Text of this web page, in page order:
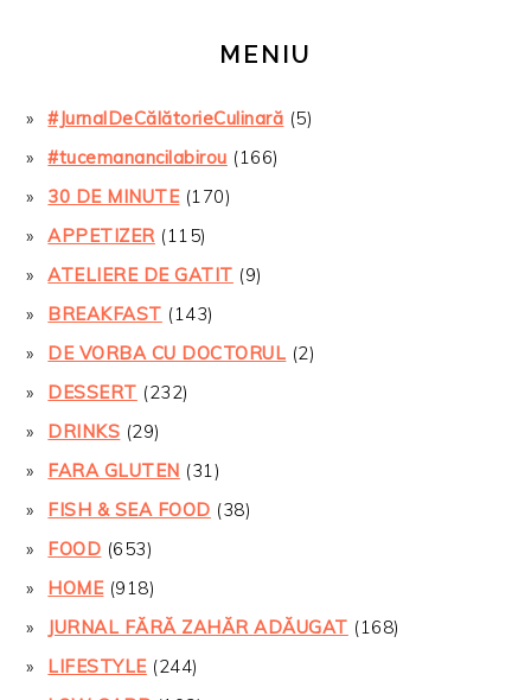
MENIU
#JurnalDeCălătorieCulinară (5)
#tucemanancilabirou (166)
30 DE MINUTE(170)
APPETIZER(115)
ATELIERE DE GATIT (9)
BREAKFAST (143)
DE VORBA CU DOCTORUL (2)
DESSERT (232)
DRINKS (29)
FARA GLUTEN (31)
FISH & SEA FOOD (38)
FOOD (653)
HOME(918)
JURNAL FĂRĂ ZAHĂR ADĂUGAT (168)
LIFESTYLE(244)